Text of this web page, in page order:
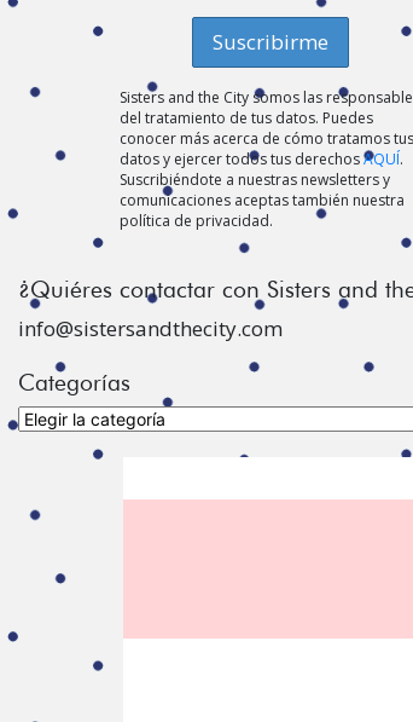
Sisters and the City somos las
del tratamiento de tus datos. Puedes
conocer más acerca de cómo tratamos tus
datos y ejercer todos tus derechosAQUÍ.
Suscribiéndote a nuestras newsletters y
comunicaciones aceptas también nuestra
política de privacidad.
¿Quiéres contactar con Sisters and
info@sistersandthecity.com
Categorías
Categorías